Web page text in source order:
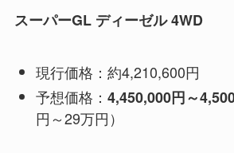
スーパーGL ディーゼル 4WD
現行価格：約4,210,600円
予想価格： 4,450,000円～
円～29万円）